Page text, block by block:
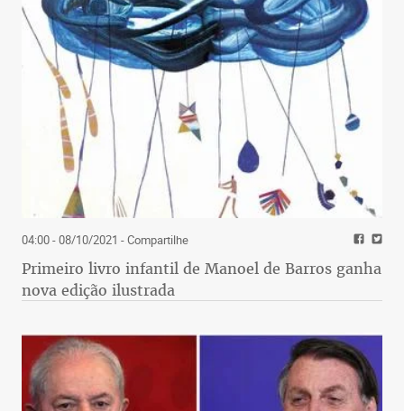
04:00 - 08/10/2021 - Compartilhe
Primeiro livro infantil de Manoel de Barros ganha
nova edição ilustrada